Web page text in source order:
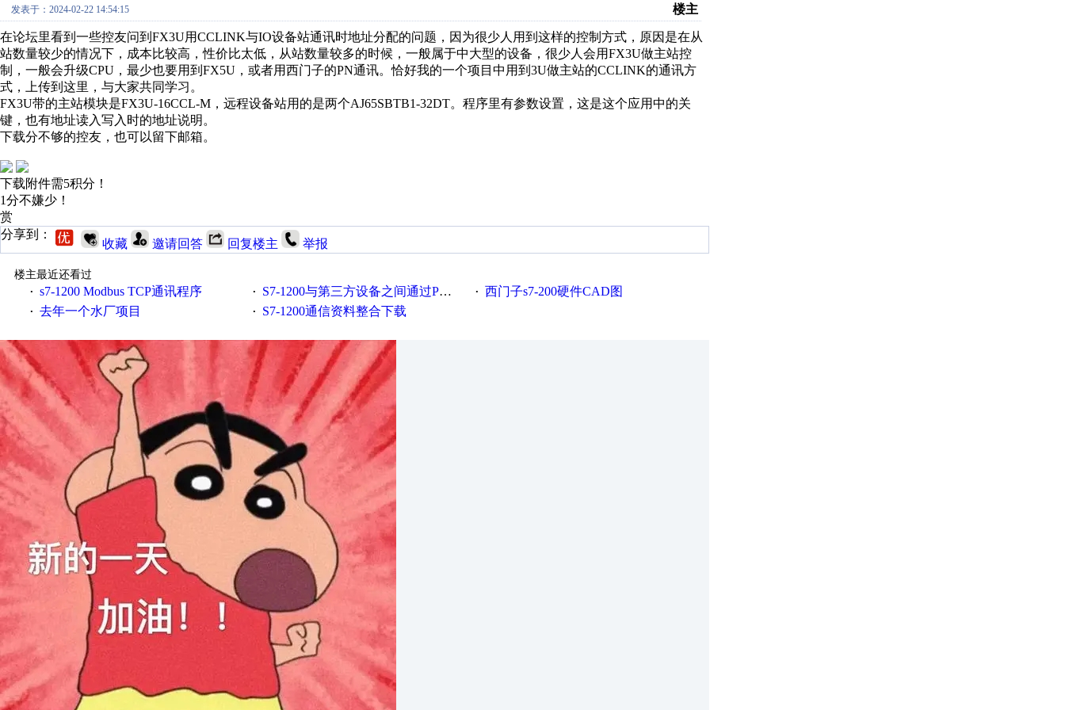
发表于：2024-02-22 14:54:15 楼主
在论坛里看到一些控友问到FX3U用CCLINK与IO设备站通讯时地址分配的问题，因为很少人用到这样的控制方式，原因是在从
站数量较少的情况下，成本比较高，性价比太低，从站数量较多的时候，一般属于中大型的设备，很少人会用FX3U做主站控
制，一般会升级CPU，最少也要用到FX5U，或者用西门子的PN通讯。恰好我的一个项目中用到3U做主站的CCLINK的通讯方
式，上传到这里，与大家共同学习。
FX3U带的主站模块是FX3U-16CCL-M，远程设备站用的是两个AJ65SBTB1-32DT。程序里有参数设置，这是这个应用中的关
键，也有地址读入写入时的地址说明。
下载分不够的控友，也可以留下邮箱。
下载附件需5积分！
1分不嫌少！
赏
分享到：
收藏 邀请回答 回复楼主 举报
楼主最近还看过
· s7-1200 Modbus TCP通讯程序 · S7-1200与第三方设备之间通过PROFIBUS通讯实例 · 西门子s7-200硬件CAD图
· 去年一个水厂项目 · S7-1200通信资料整合下载